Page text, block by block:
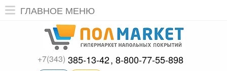
ГЛАВНОЕ МЕНЮ
+7(343) 385-13-42 8-800-77-55-898